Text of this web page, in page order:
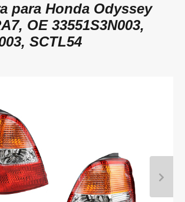
para Honda Odyssey
OE 33551S3N003,
SCTL54